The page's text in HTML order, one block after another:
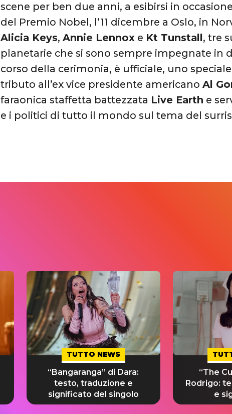
scene per ben due anni, a esibirsi in
del Premio Nobel, l’11 dicembre a Oslo, in
Alicia Keys,Annie Lennox e Kt Tunstall, tre
planetarie che si sono sempre impegnate in
corso della cerimonia, è ufficiale, uno
tributo all’ex vice presidente americanoAl
faraonica staffetta battezzata Live Earth e
e i politici di tutto il mondo sul tema del
TUTTO NEWS
“Bangaranga” di Dara:
testo, traduzione e
significato del singolo
“The
Rodrigo:
e